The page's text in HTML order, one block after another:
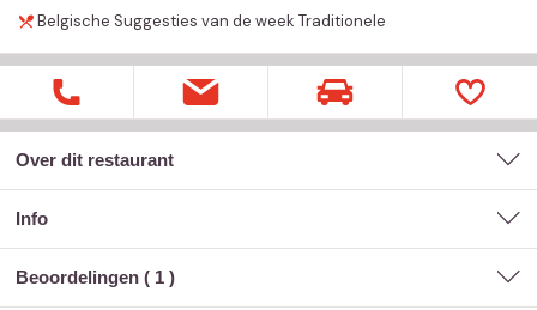
Belgische Suggesties van de week Traditionele
Over dit restaurant
Info
Beoordelingen ( 1 )